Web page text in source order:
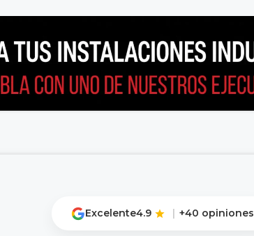
Excelente4.9 | +40 opiniones